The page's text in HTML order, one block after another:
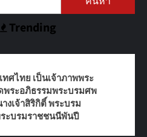
Trending
ทศไทย เป็นเจ้าภาพพระ
พระอภิธรรมพระบรมศพ
งเจ้าสิริกิติ์ พระบรม
ะบรมราชชนนีพันปี